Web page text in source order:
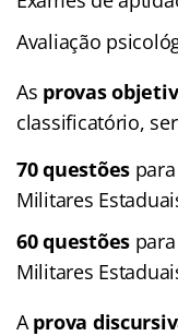
Avaliação
As provas
classificatório,
70 questões
Militares
60 questões
Militares
Aprova